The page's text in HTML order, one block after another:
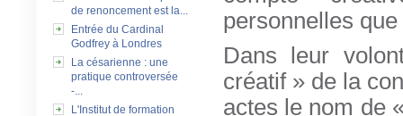
de renoncement est la...
Entrée du Cardinal
Godfrey à Londres
La césarienne : une
pratique controversée
-...
L'Institut de formation
personnelles
Dans leur
créatif » de la
actes le nom de